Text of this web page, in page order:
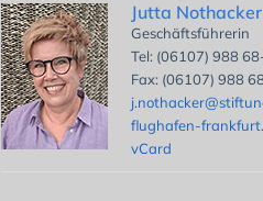
Jutta Nothacker
Geschäftsführerin
Tel: (06107) 988
Fax: (06107) 988
flughafen-
vCard